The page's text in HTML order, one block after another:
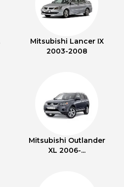
Mitsubishi Lancer IX
2003-2008
Mitsubishi Outlander
XL 2006-...